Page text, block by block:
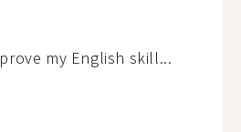
my English skill...